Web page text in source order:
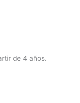
de 4 años.